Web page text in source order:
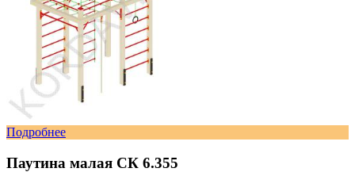
Подробнее
Паутина малая СК 6.355